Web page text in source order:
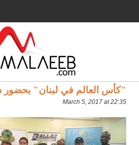
"كأس العالم في لبنان" بحضور
March 5, 2017 at 22:35